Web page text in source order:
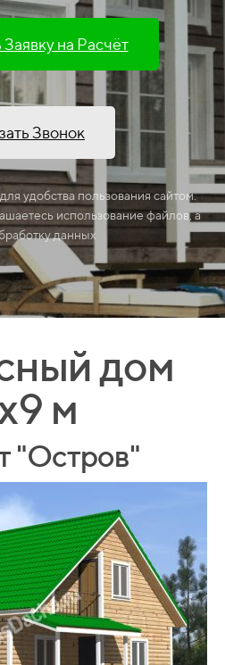
на Расчёт
Звонок
удобства пользования сайтом.
использование файлов, а
данных
дом
м
"Остров"